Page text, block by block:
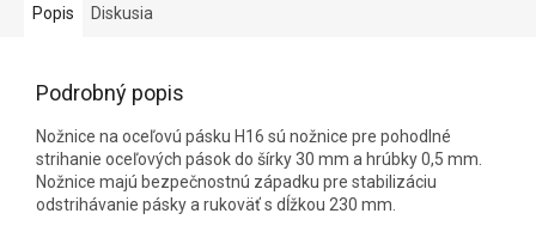
Popis Diskusia
Podrobný popis
Nožnice na oceľovú pásku H16 sú nožnice pre pohodlné
strihanie oceľových pások do šírky 30 mm a hrúbky 0,5 mm.
Nožnice majú bezpečnostnú západku pre stabilizáciu
odstrihávanie pásky a rukoväť s dĺžkou 230 mm.